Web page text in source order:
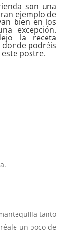
son una
ejemplo de
bien en los
excepción.
la receta
donde podréis
postre.
tanto
un poco de